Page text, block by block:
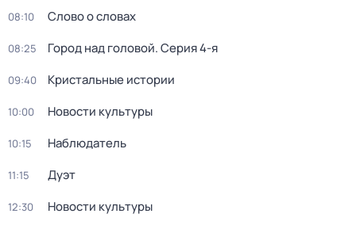
08:10 Слово о словах
08:25 Город над головой. Серия 4-я
09:40 Кристальные истории
10:00 Новости культуры
10:15 Наблюдатель
11:15 Дуэт
12:30 Новости культуры